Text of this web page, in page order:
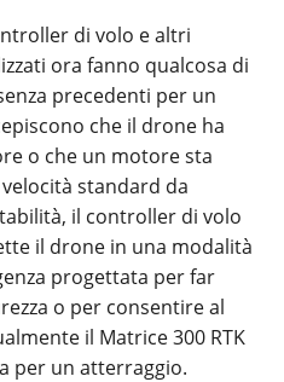
di volo e altri
ora fanno qualcosa di
precedenti per un
che il drone ha
o che un motore sta
standard da
il controller di volo
il drone in una modalità
progettata per far
o per consentire al
il Matrice 300 RTK
per un atterraggio.